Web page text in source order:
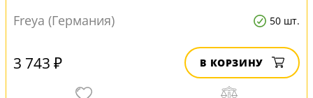
Freya (Германия) 50 шт.
3 743 ₽ В КОРЗИНУ